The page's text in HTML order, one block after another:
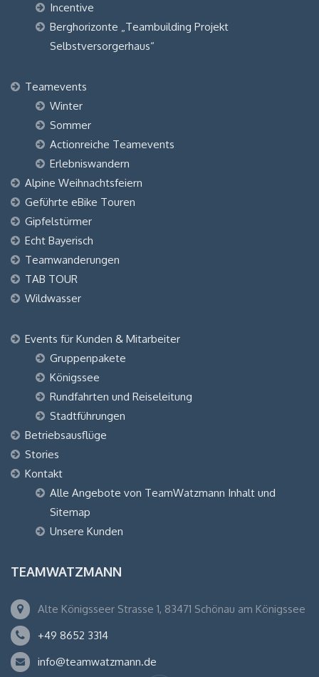
Incentive
Berghorizonte „Teambuilding Projekt
Selbstversorgerhaus“
Teamevents
Winter
Sommer
Actionreiche Teamevents
Erlebniswandern
Alpine Weihnachtsfeiern
Geführte eBike Touren
Gipfelstürmer
Echt Bayerisch
Teamwanderungen
TAB TOUR
Wildwasser
Events für Kunden & Mitarbeiter
Gruppenpakete
Königssee
Rundfahrten und Reiseleitung
Stadtführungen
Betriebsausflüge
Stories
Kontakt
Alle Angebote von TeamWatzmann Inhalt und
Sitemap
Unsere Kunden
TEAMWATZMANN
Alte Königsseer Strasse 1, 83471 Schönau am Königssee
+49 8652 3314
info@teamwatzmann.de